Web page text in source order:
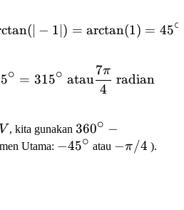
\text{Sudut dasar} =
( − 1∣ ) = arctan(1) = 45∘
\theta = 360^\circ -
5∘ = 315∘ atau
4
7π
radian
V , kita gunakan 360^\circ -
\text{sudut
360∘ −
Utama: -45^\circ
−45∘ atau -
−π/4 ).